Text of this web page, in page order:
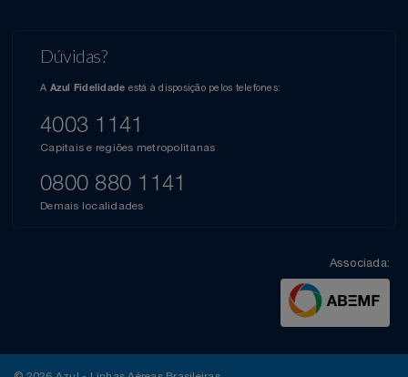
Dúvidas?
A Azul Fidelidade está à disposição pelos telefones:
4003 1141
Capitais e regiões metropolitanas
0800 880 1141
Demais localidades
Associada: